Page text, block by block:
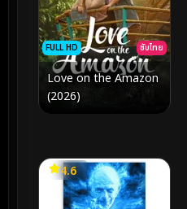
FULL HD ซับไทย
Love on the Amazon
(2026)
4.6